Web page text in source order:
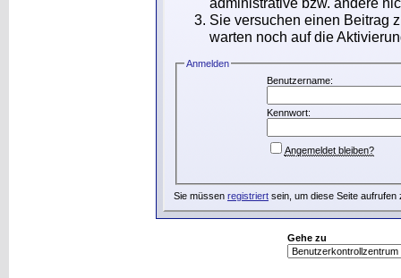
Sie versuchen einen Beitrag
warten noch auf die
Anmelden
Benutzername:
Kennwort:
Angemeldet bleiben?
Sie müssen registriert sein, um diese Seite aufrufen
Gehe zu